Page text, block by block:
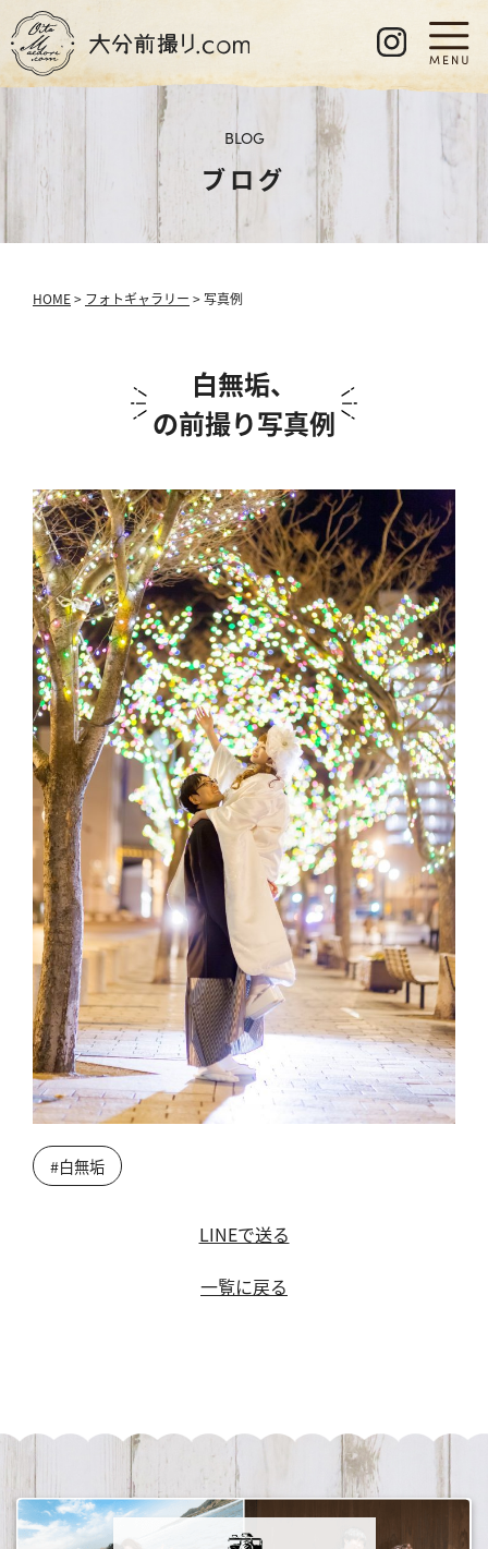
BLOG
ブログ
HOME> フォトギャラリー > 写真例
白無垢、
の前撮り写真例
#白無垢
LINEで送る
一覧に戻る